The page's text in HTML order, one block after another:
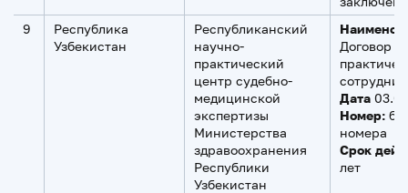
9
Республика
Узбекистан
Республиканский
научно-
практический
центр судебно-
медицинской
экспертизы
Министерства
здравоохранения
Республики
Узбекистан
Договор о
Дата
Номер:
номера
Срок
лет